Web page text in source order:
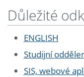
Důležité
ENGLISH
Studijní
SIS, webové